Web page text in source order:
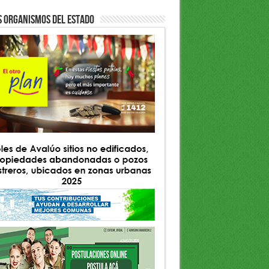
ORGANISMOS DEL ESTADO